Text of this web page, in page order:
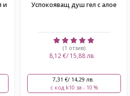
и
Успокояващ душ гел с алое
(1 отзив)
8,12 €/ 15,88 лв.
7,31 €/ 14,29 лв.
с код k10 за - 10 %